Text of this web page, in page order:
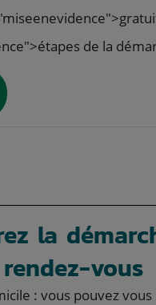
de la
la
vous
: vous pouvez